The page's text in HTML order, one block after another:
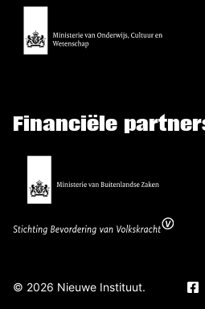
Financiële
© 2026 Nieuwe Instituut.